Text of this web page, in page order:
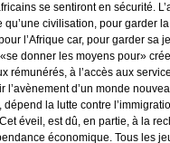
se sentiront en sécurité.
qu’une civilisation, pour garder
l’Afrique car, pour garder sa
donner les moyens pour»
rémunérés, à l’accès aux
l’avènement d’un monde
la lutte contre
éveil, est dû, en partie, à la
économique. Tous les